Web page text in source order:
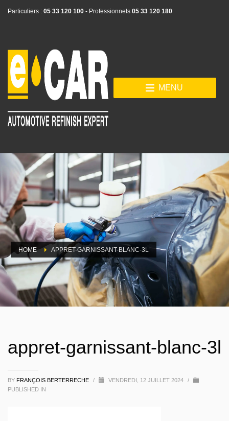
Particuliers : 05 33 120 100 - Professionnels 05 33 120 180
MENU
HOME APPRET-GARNISSANT-BLANC-3L
appret-garnissant-blanc-3l
BY FRANÇOIS BERTERRECHE / VENDREDI, 12 JUILLET 2024
/
PUBLISHED IN